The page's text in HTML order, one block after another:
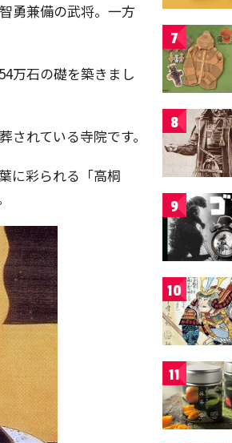
勇兼備の武将。一方
万石の礎を築きまし
れている寺院です。
に彩られる「高桐
7
8
9
10
11